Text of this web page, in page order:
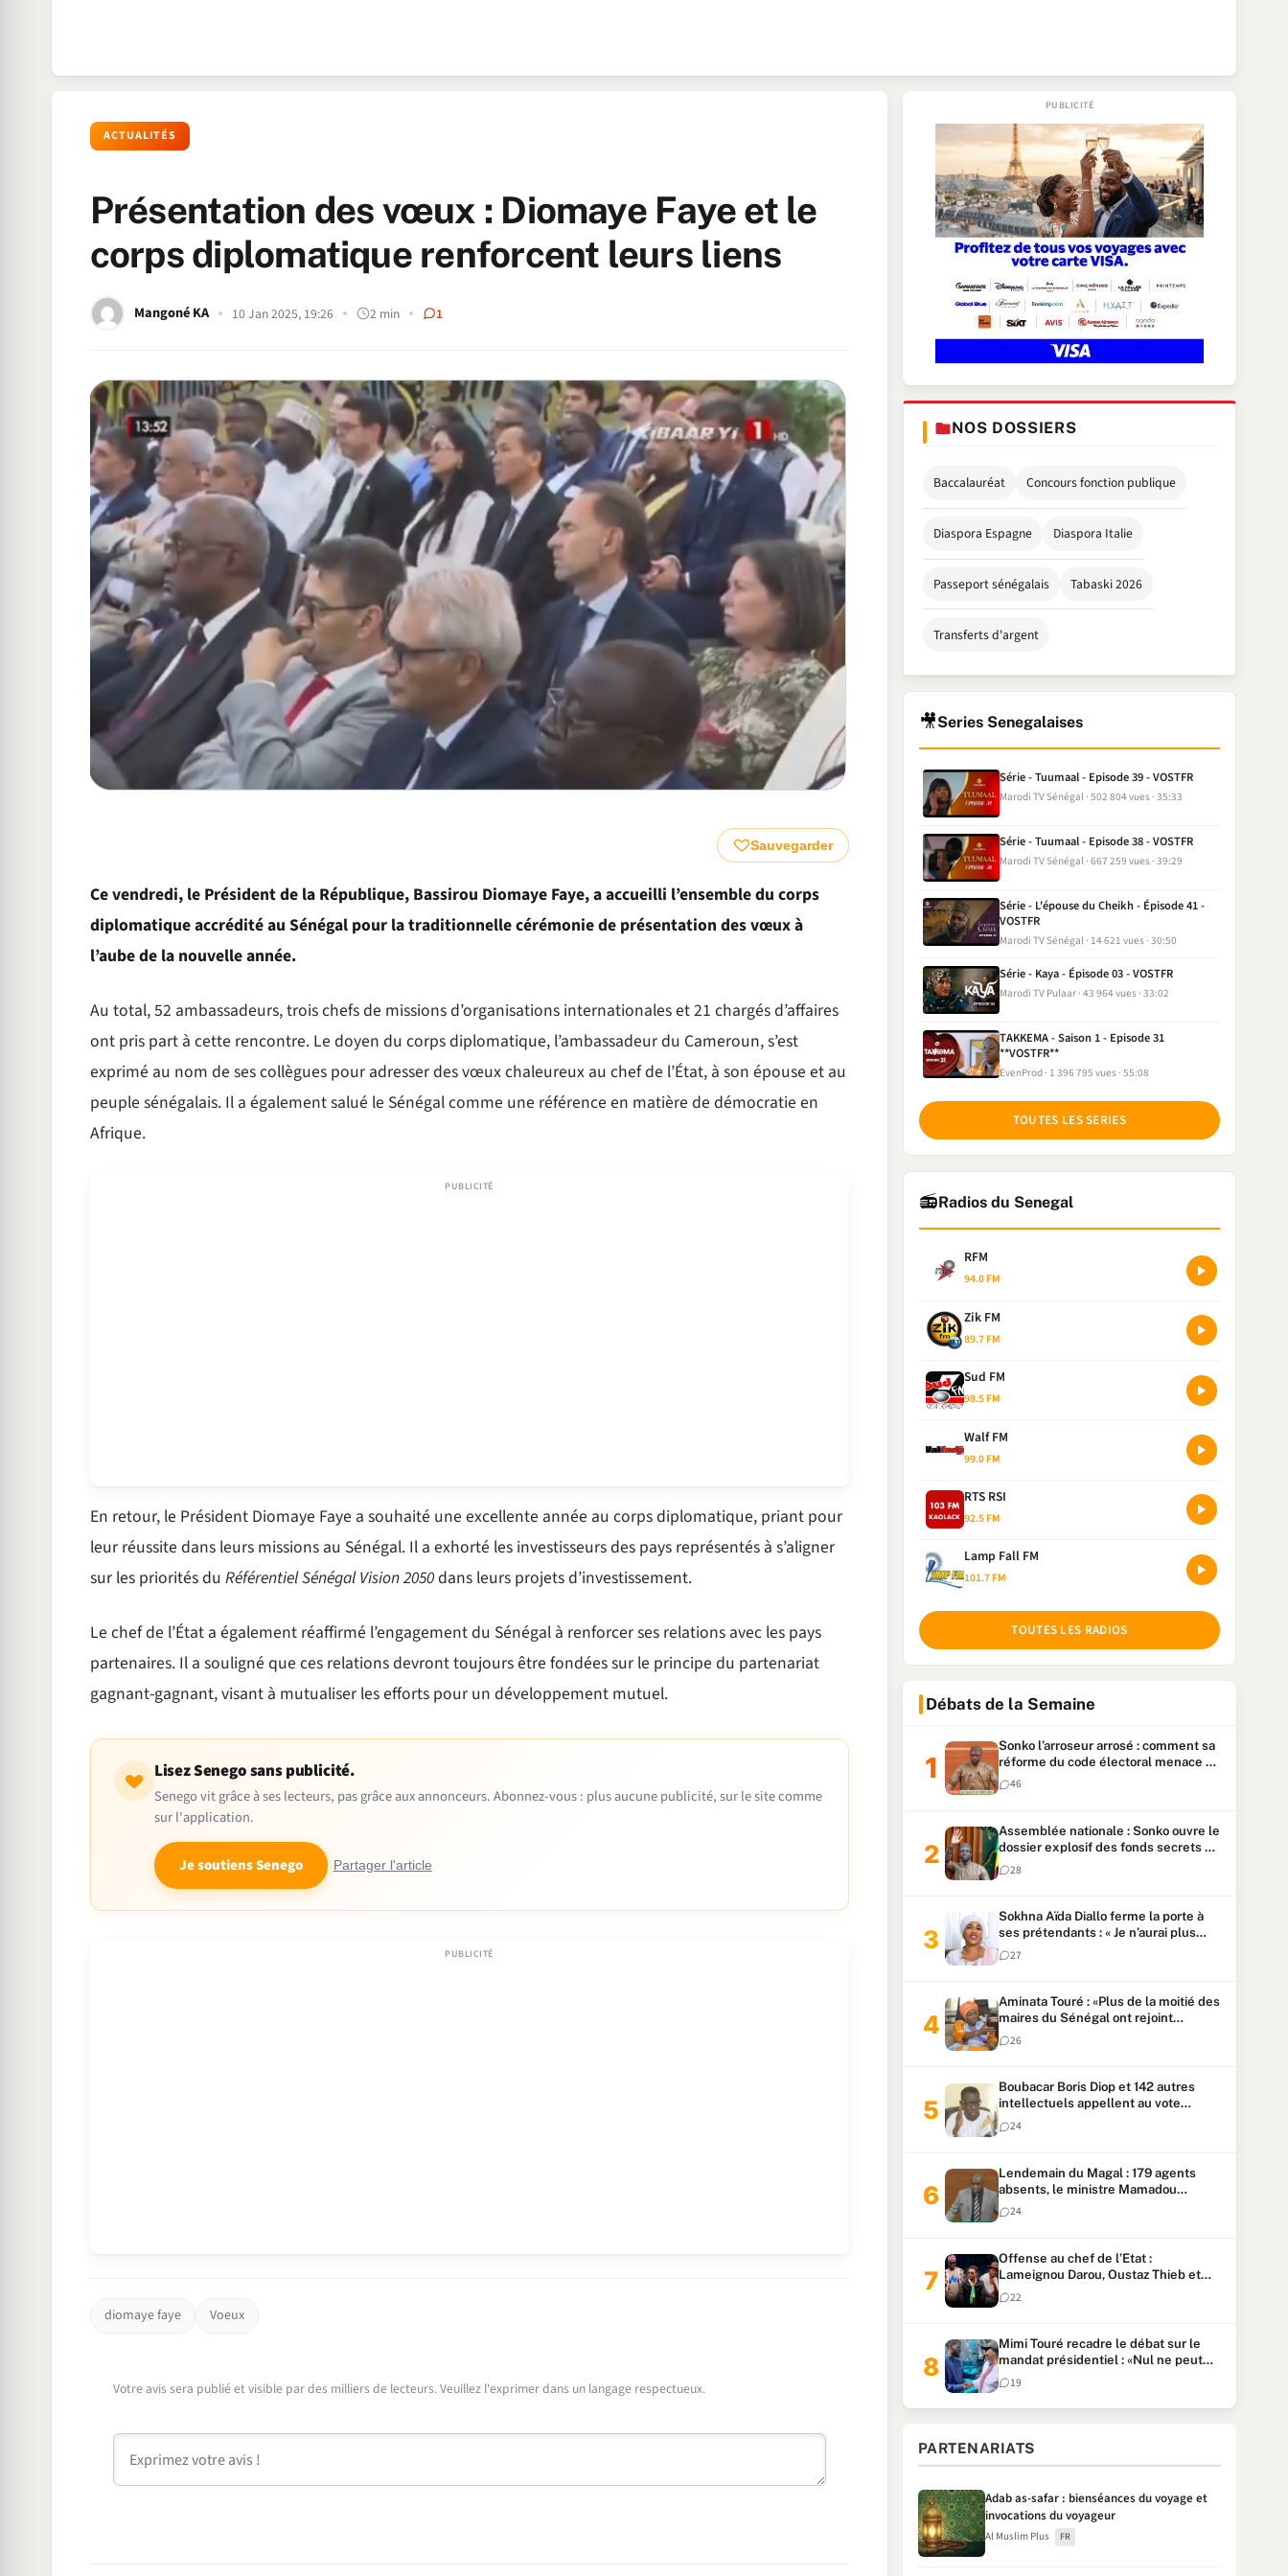
ACTUALITÉS
Présentation des vœux : Diomaye Faye et le
corps diplomatique renforcent leurs liens
Mangoné KA 10 Jan 2025, 19:26 2 min 1
Sauvegarder
Ce vendredi, le Président de la République, Bassirou Diomaye Faye, a accueilli l’ensemble du corps
diplomatique accrédité au Sénégal pour la traditionnelle cérémonie de présentation des vœux à
l’aube de la nouvelle année.
Au total, 52 ambassadeurs, trois chefs de missions d’organisations internationales et 21 chargés d’affaires
ont pris part à cette rencontre. Le doyen du corps diplomatique, l’ambassadeur du Cameroun, s’est
exprimé au nom de ses collègues pour adresser des vœux chaleureux au chef de l’État, à son épouse et au
peuple sénégalais. Il a également salué le Sénégal comme une référence en matière de démocratie en
Afrique.
En retour, le Président Diomaye Faye a souhaité une excellente année au corps diplomatique, priant pour
leur réussite dans leurs missions au Sénégal. Il a exhorté les investisseurs des pays représentés à s’aligner
sur les priorités du Référentiel Sénégal Vision 2050dans leurs projets d’investissement.
Le chef de l’État a également réaffirmé l’engagement du Sénégal à renforcer ses relations avec les pays
partenaires. Il a souligné que ces relations devront toujours être fondées sur le principe du partenariat
gagnant-gagnant, visant à mutualiser les efforts pour un développement mutuel.
Lisez Senego sans publicité.
Senego vit grâce à ses lecteurs, pas grâce aux annonceurs. Abonnez-vous : plus aucune publicité, sur le site comme
sur l'application.
Je soutiens Senego Partager l'article
diomaye faye Voeux
Votre avis sera publié et visible par des milliers de lecteurs. Veuillez l'exprimer dans un langage respectueux.
Commentaire
NOS DOSSIERS
Baccalauréat Concours fonction publique
Diaspora Espagne Diaspora Italie
Passeport sénégalais Tabaski 2026
Transferts d'argent
🎥Series Senegalaises
Série - Tuumaal - Episode 39 - VOSTFR
Marodi TV Sénégal 502 804 vues 35:33
Série - Tuumaal - Episode 38 - VOSTFR
Marodi TV Sénégal 667 259 vues 39:29
Série - L'épouse du Cheikh - Épisode 41 -
VOSTFR
Marodi TV Sénégal 14 621 vues 30:50
Série - Kaya - Épisode 03 - VOSTFR
Marodi TV Pulaar 43 964 vues 33:02
TAKKEMA - Saison 1 - Episode 31
**VOSTFR**
EvenProd 1 396 795 vues 55:08
TOUTES LES SERIES
📻Radios du Senegal
RFM
94.0 FM
Zik FM
89.7 FM
Sud FM
98.5 FM
Walf FM
99.0 FM
RTS RSI
92.5 FM
Lamp Fall FM
101.7 FM
TOUTES LES RADIOS
Débats de la Semaine
Sonko l’arroseur arrosé : comment sa
réforme du code électoral menace sa
candidature
46
Assemblée nationale : Sonko ouvre le
dossier explosif des fonds secrets et
du patrimoine présidentiel
28
Sokhna Aïda Diallo ferme la porte à
ses prétendants : « Je n’aurai plus
jamais un autre mari »
27
Aminata Touré : «Plus de la moitié des
maires du Sénégal ont rejoint
Kiiraay»
26
Boubacar Boris Diop et 142 autres
intellectuels appellent au vote
urgent de la révision
constitutionnelle
24
Lendemain du Magal : 179 agents
absents, le ministre Mamadou
Lamine Dianté exige des explications
24
Offense au chef de l’Etat :
Lameignou Darou, Oustaz Thieb et
Ndiaye Touba lourdement
condamnés
22
Mimi Touré recadre le débat sur le
mandat présidentiel : «Nul ne peut
faire plus de deux mandats
consécutifs de 5 ans»
19
PARTENARIATS
Adab as-safar : bienséances du voyage et
invocations du voyageur
Al Muslim Plus FR